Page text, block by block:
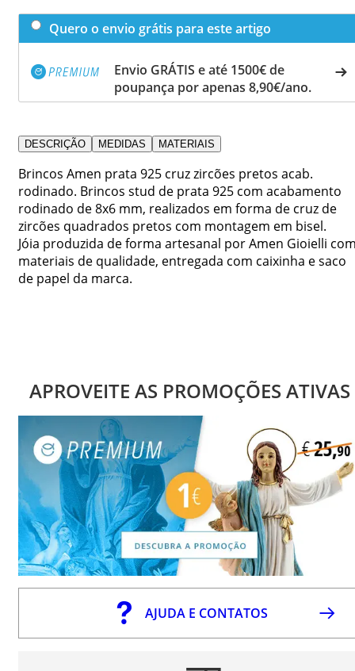
Quero o envio grátis para este artigo
Envio GRÁTIS e até 1500€ de
poupança por apenas 8,90€/ano.
DESCRIÇÃO MEDIDAS MATERIAIS
Brincos Amen prata 925 cruz zircões pretos acab.
rodinado. Brincos stud de prata 925 com acabamento
rodinado de 8x6 mm, realizados em forma de cruz de
zircões quadrados pretos com montagem em bisel.
Jóia produzida de forma artesanal por Amen Gioielli
materiais de qualidade, entregada com caixinha e saco
de papel da marca.
APROVEITE AS PROMOÇÕES ATIVAS
AJUDA E CONTATOS